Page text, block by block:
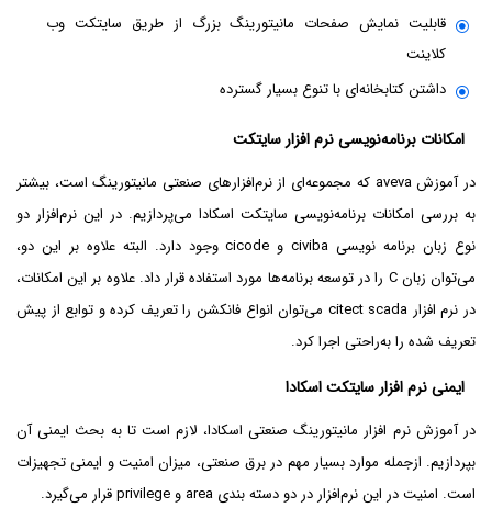
قابلیت نمایش صفحات مانیتورینگ بزرگ از طریق سایتکت وب
کلاینت
داشتن کتابخانه‌ای با تنوع بسیار گسترده
امکانات برنامه‌نویسی نرم افزار سایتکت
در آموزش aveva که مجموعه‌ای از نرم‌افزارهای صنعتی مانیتورینگ است، بیشتر
به بررسی امکانات برنامه‌نویسی سایتکت اسکادا می‌پردازیم. در این نرم‌افزار دو
نوع زبان برنامه نویسی civiba و cicode وجود دارد. البته علاوه بر این دو،
می‌توان زبان C را در توسعه برنامه‌ها مورد استفاده قرار داد. علاوه بر این امکانات،
در نرم افزار citect scada می‌توان انواع فانکشن را تعریف کرده و توابع از پیش
تعریف شده را به‌راحتی اجرا کرد.
ایمنی نرم افزار سایتکت اسکادا
در آموزش نرم افزار مانیتورینگ صنعتی اسکادا، لازم است تا به بحث ایمنی آن
بپردازیم. ازجمله موارد بسیار مهم در برق صنعتی، میزان امنیت و ایمنی تجهیزات
است. امنیت در این نرم‌افزار در دو دسته بندی area و privilege قرار می‌گیرد.